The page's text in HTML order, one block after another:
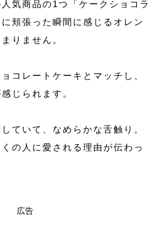
気商品の1つ「ケークショコラ
頬張った瞬間に感じるオレン
りません。
コレートケーキとマッチし、
じられます。
ていて、なめらかな舌触り。
の人に愛される理由が伝わっ
広告